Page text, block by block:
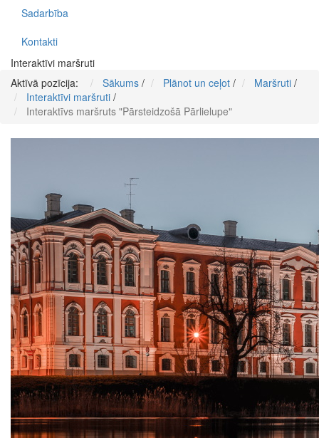
Sadarbība
Kontakti
Interaktīvi maršruti
Aktīvā pozīcija:
Sākums / Plānot un ceļot / Maršruti /
Interaktīvi maršruti /
Interaktīvs maršruts "Pārsteidzošā Pārlielupe"